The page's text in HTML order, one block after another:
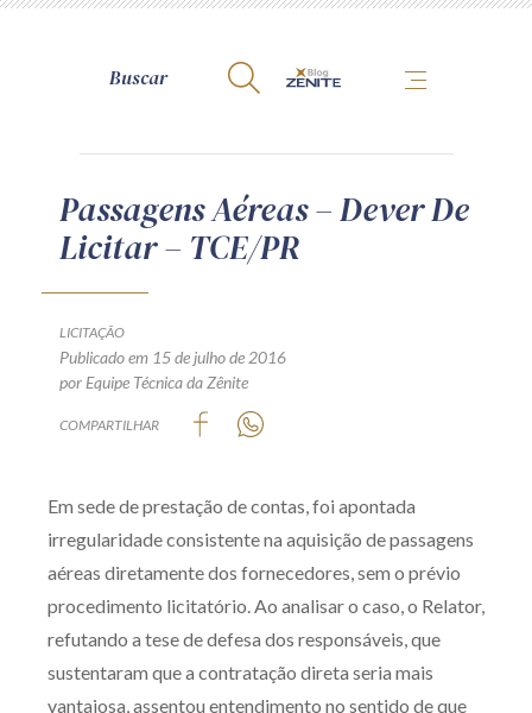
A Zênite
Como publicar conosco
Termos de uso
Guia de Direitos dos Titulares de Dados
Produtos e serviços
Orientação por Escrito
Passagens Aéreas – Dever De
Licitar – TCE/PR
LICITAÇÃO
Publicado em 15 de julho de 2016
por Equipe Técnica da Zênite
COMPARTILHAR
Em sede de prestação de contas, foi apontada
irregularidade consistente na aquisição de passagens
aéreas diretamente dos fornecedores, sem o prévio
procedimento licitatório. Ao analisar o caso, o Relator,
refutando a tese de defesa dos responsáveis, que
sustentaram que a contratação direta seria mais
vantajosa, assentou entendimento no sentido de que